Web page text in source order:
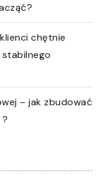
chętnie
stabilnego
– jak zbudować